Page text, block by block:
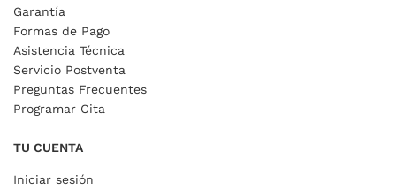
Garantía
Formas de Pago
Asistencia Técnica
Servicio Postventa
Preguntas Frecuentes
Programar Cita
TU CUENTA
Iniciar sesión